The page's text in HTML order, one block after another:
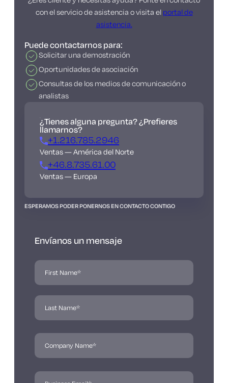
con el servicio de asistencia o visita el portal de
asistencia.
Puede contactarnos para:
Solicitar una demostración
Oportunidades de asociación
Consultas de los medios de comunicación o
analistas
¿Tienes alguna pregunta? ¿Prefieres
llamarnos?
+1.216.785.2946
Ventas — América del Norte
+46.8.735.61.00
Ventas — Europa
ESPERAMOS PODER PONERNOS EN CONTACTO CONTIGO
Envíanos un mensaje